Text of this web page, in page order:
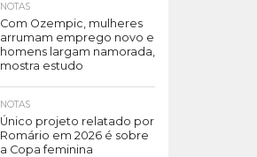
NOTAS
Com Ozempic, mulheres
arrumam emprego novo e
homens largam namorada,
mostra estudo
NOTAS
Único projeto relatado por
Romário em 2026 é sobre
a Copa feminina